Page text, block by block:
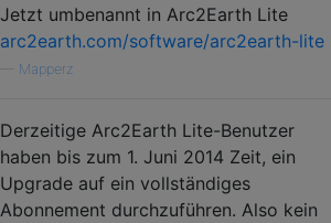
Jetzt umbenannt in Arc2Earth Lite
arc2earth.com/software/arc2earth-lite
Mapperz
Derzeitige Arc2Earth Lite-Benutzer
haben bis zum 1. Juni 2014 Zeit, ein
Upgrade auf ein vollständiges
Abonnement durchzuführen. Also kein